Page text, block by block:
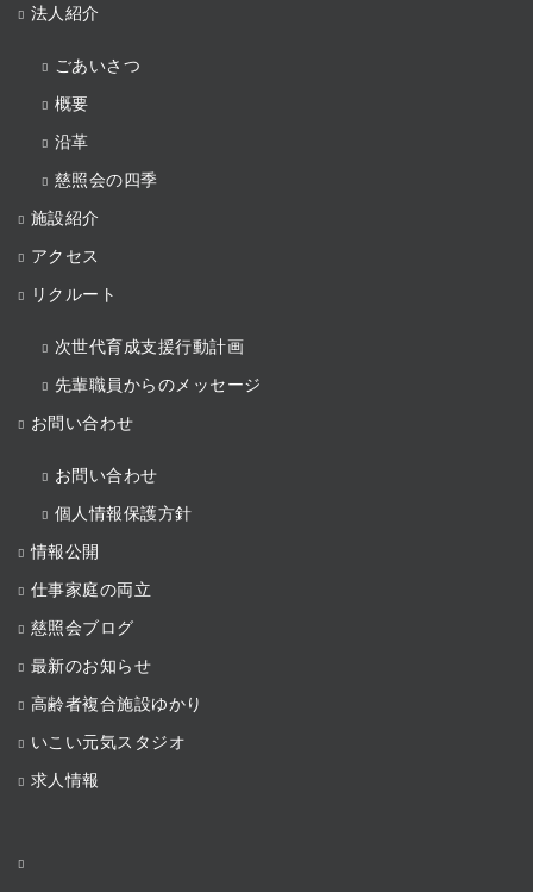
法人紹介
ごあいさつ
概要
沿革
慈照会の四季
施設紹介
アクセス
リクルート
次世代育成支援行動計画
先輩職員からのメッセージ
お問い合わせ
お問い合わせ
個人情報保護方針
情報公開
仕事家庭の両立
慈照会ブログ
最新のお知らせ
高齢者複合施設ゆかり
いこい元気スタジオ
求人情報